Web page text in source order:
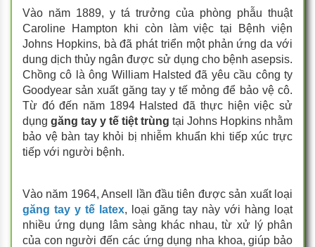
Vào năm 1889, y tá trưởng của phòng phẫu thuật
Caroline Hampton khi còn làm việc tại Bệnh viện
Johns Hopkins, bà đã phát triển một phản ứng da với
dung dịch thủy ngân được sử dụng cho bệnh asepsis.
Chồng cô là ông William Halsted đã yêu cầu công ty
Goodyear sản xuất găng tay y tế mỏng để bảo vệ cô.
Từ đó đến năm 1894 Halsted đã thực hiện việc sử
dụng găng tay y tế tiệt trùng tại Johns Hopkins nhằm
bảo vệ bàn tay khỏi bị nhiễm khuẩn khi tiếp xúc trực
tiếp với người bệnh.
Vào năm 1964, Ansell lần đầu tiên được sản xuất loại
găng tay y tế latex, loại găng tay này với hàng loạt
nhiều ứng dụng lâm sàng khác nhau, từ xử lý phân
của con người đến các ứng dụng nha khoa, giúp bảo